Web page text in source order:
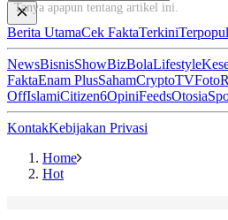
Tanya apapun tentang artik
Berita UtamaCek FaktaTerkini
NewsBisnisShowBizBolaLifestyle
FaktaEnam PlusSahamCryptoTVFoto
OffIslamiCitizen6OpiniFeedsOtosia
KontakKebijakan Privasi
Home
Hot